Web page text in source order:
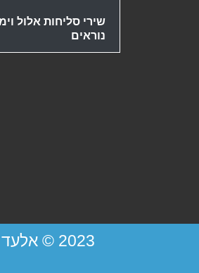
שירי סליחות אלול
נוראים
2023 ©